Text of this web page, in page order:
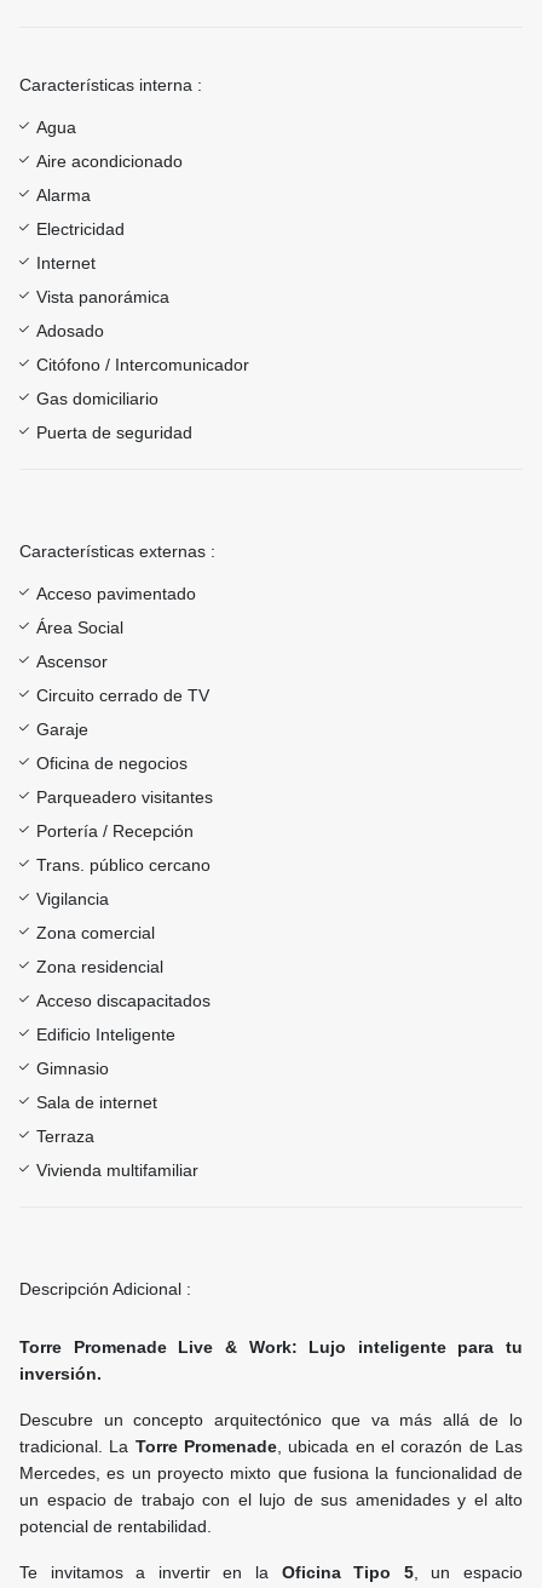
Características interna :
Agua
Aire acondicionado
Alarma
Electricidad
Internet
Vista panorámica
Adosado
Citófono / Intercomunicador
Gas domiciliario
Puerta de seguridad
Características externas :
Acceso pavimentado
Área Social
Ascensor
Circuito cerrado de TV
Garaje
Oficina de negocios
Parqueadero visitantes
Portería / Recepción
Trans. público cercano
Vigilancia
Zona comercial
Zona residencial
Acceso discapacitados
Edificio Inteligente
Gimnasio
Sala de internet
Terraza
Vivienda multifamiliar
Descripción Adicional :
Torre Promenade Live & Work: Lujo inteligente para tu
inversión.
Descubre un concepto arquitectónico que va más allá de lo
tradicional. La Torre Promenade , ubicada en el corazón de Las
Mercedes, es un proyecto mixto que fusiona la funcionalidad de
un espacio de trabajo con el lujo de sus amenidades y el alto
potencial de rentabilidad.
Te invitamos a invertir en la Oficina Tipo 5, un espacio